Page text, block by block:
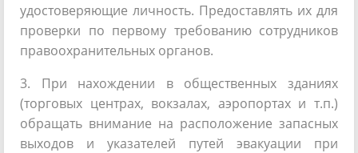
удостоверяющие личность. Предоставлять их для
проверки по первому требованию сотрудников
правоохранительных органов.
3. При нахождении в общественных зданиях
(торговых центрах, вокзалах, аэропортах и т.п.)
обращать внимание на расположение запасных
выходов и указателей путей эвакуации при